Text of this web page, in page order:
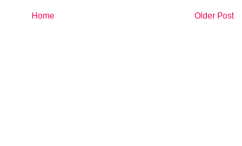
Older Post
Home